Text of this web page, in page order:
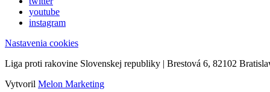
youtube
instagram
Nastavenia cookies
Liga proti rakovine Slovenskej republiky | Brestová 6, 82102
Vytvoril Melon Marketing